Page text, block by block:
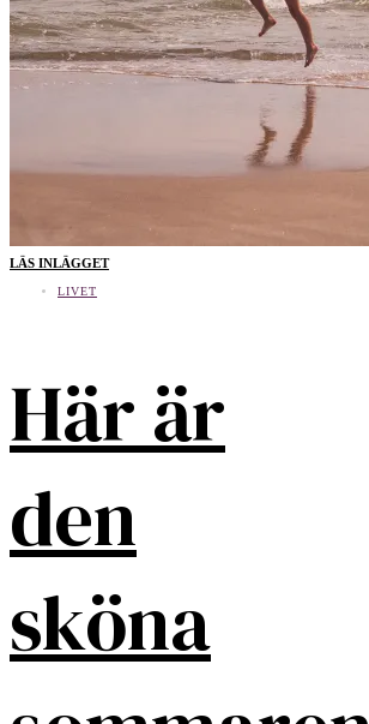
LÄS INLÄGGET
LIVET
Här är
den
sköna